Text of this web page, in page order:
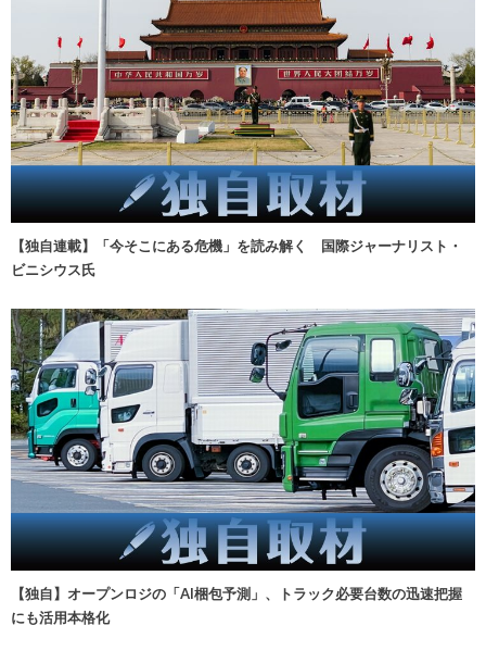
【独自連載】「今そこにある危機」を読み解く 国際ジャーナリスト・
ビニシウス氏
【独自】オープンロジの「AI梱包予測」、トラック必要台数の迅速把握
にも活用本格化